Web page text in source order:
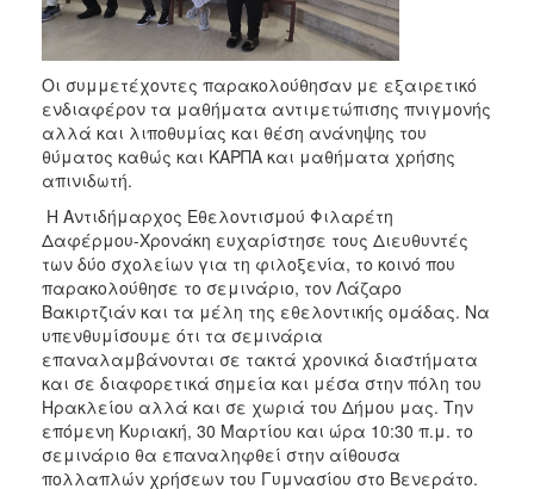
ΤΟΠΟΣ
ΠΟΛΙΤΙΣΜΟΣ
ΑΝΘΕΚΤΙΚΗ
ΠΟΛΗ
Οι συμμετέχοντες παρακολούθησαν με εξαιρετικό
ενδιαφέρον τα μαθήματα αντιμετώπισης πνιγμονής
αλλά και λιποθυμίας και θέση ανάνηψης του
θύματος καθώς και ΚΑΡΠΑ και μαθήματα χρήσης
απινιδωτή.
Η Αντιδήμαρχος Εθελοντισμού Φιλαρέτη
Δαφέρμου-Χρονάκη ευχαρίστησε τους Διευθυντές
των δύο σχολείων για τη φιλοξενία, το κοινό που
παρακολούθησε το σεμινάριο, τον Λάζαρο
Βακιρτζιάν και τα μέλη της εθελοντικής ομάδας. Να
υπενθυμίσουμε ότι τα σεμινάρια
επαναλαμβάνονται σε τακτά χρονικά διαστήματα
και σε διαφορετικά σημεία και μέσα στην πόλη του
Ηρακλείου αλλά και σε χωριά του Δήμου μας. Την
επόμενη Κυριακή, 30 Μαρτίου και ώρα 10:30 π.μ. το
σεμινάριο θα επαναληφθεί στην αίθουσα
πολλαπλών χρήσεων του Γυμνασίου στο Βενεράτο.